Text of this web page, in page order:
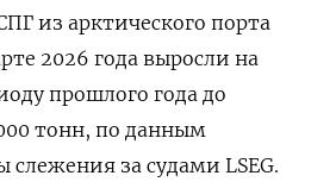
из арктического порта
2026 года выросли на
прошлого года до
тонн, ​по ​данным
слежения за ‌судами LSEG.